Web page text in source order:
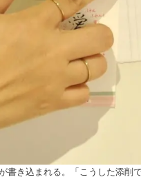
書き込まれる。「こうした添削